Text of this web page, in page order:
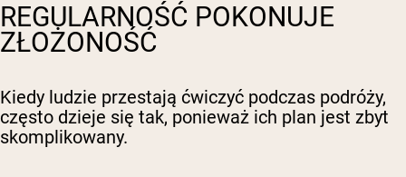
REGULARNOŚĆ POKONUJE
ZŁOŻONOŚĆ
Kiedy ludzie przestają ćwiczyć podczas podróży,
często dzieje się tak, ponieważ ich plan jest zbyt
skomplikowany.